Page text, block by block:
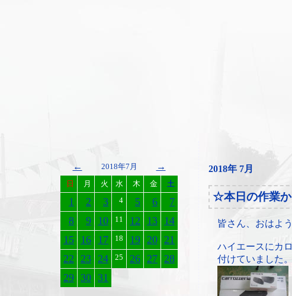
← 2018年7月 →
日 月 火 水 木 金 土
1 2 3 4 5 6
7
8
9 10 11 12 13 14
15 16 17 18 19 20 21
22 23 24 25 26 27 28
29 30 31
2018年 7月
☆本日の作業
皆さん、おはよ
ハイエースにカ
付けていました。